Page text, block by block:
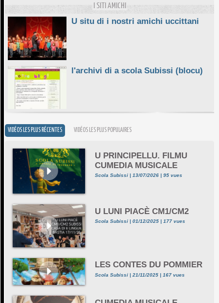
I SITI AMICHI
U situ di i nostri amichi uccittani
l'archivi di a scola Subissi (blocu)
VIDÉOS LES PLUS RÉCENTES VIDÉOS LES PLUS POPULAIRES
U PRINCIPELLU. FILMU
CUMEDIA MUSICALE
Scola Subissi | 13/07/2026 | 95 vues
U LUNI PIACÈ CM1/CM2
Scola Subissi | 01/12/2025 | 177 vues
LES CONTES DU POMMIER
Scola Subissi | 21/11/2025 | 167 vues